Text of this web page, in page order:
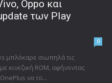
Oppo και
των Play
0
μπλόκαρε σιωπηλά τις
κινεζική ROM, αφήνοντας
να το...